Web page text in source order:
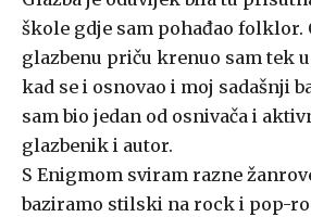
škole gdje sam pohađao folklor.
glazbenu priču krenuo sam tek
kad se i osnovao i moj sadašnji
sam bio jedan od osnivača i
glazbenik i autor.
S Enigmom sviram razne
baziramo stilski na rock i pop-